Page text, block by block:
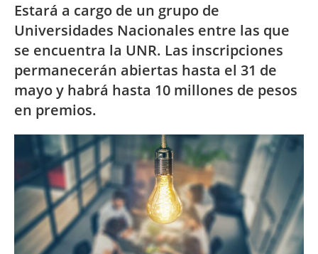
Estará a cargo de un grupo de
Universidades Nacionales entre las que
se encuentra la UNR. Las inscripciones
permanecerán abiertas hasta el 31 de
mayo y habrá hasta 10 millones de pesos
en premios.